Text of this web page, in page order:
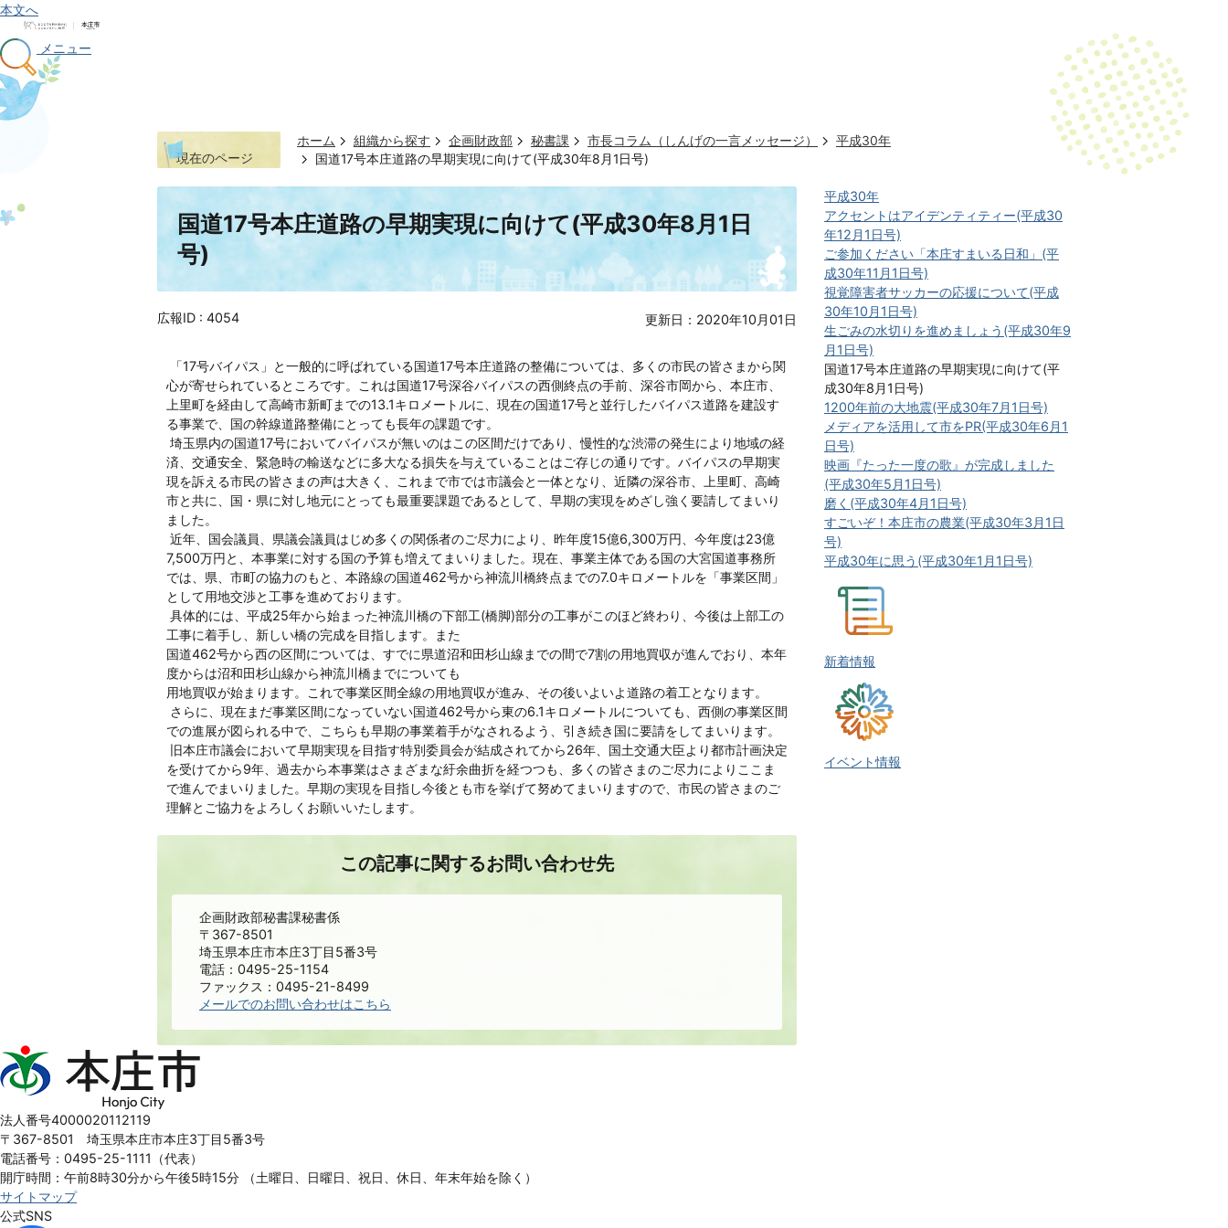
本文へ
メニュー
現在のページ
ホーム 組織から探す 企画財政部 秘書課 市長コラム（しんげの一言メッセージ）
平成30年
国道17号本庄道路の早期実現に向けて(平成30年8月1日号)
国道17号本庄道路の早期実現に向けて(平成30年8月1日
号)
更新日：2020年10月01日
広報ID : 4054
「17号バイパス」と一般的に呼ばれている国道17号本庄道路の整備については、多くの市民の皆さまから関
心が寄せられているところです。これは国道17号深谷バイパスの西側終点の手前、深谷市岡から、本庄市、
上里町を経由して高崎市新町までの13.1キロメートルに、現在の国道17号と並行したバイパス道路を建設す
る事業で、国の幹線道路整備にとっても長年の課題です。
埼玉県内の国道17号においてバイパスが無いのはこの区間だけであり、慢性的な渋滞の発生により地域の経
済、交通安全、緊急時の輸送などに多大なる損失を与えていることはご存じの通りです。バイパスの早期実
現を訴える市民の皆さまの声は大きく、これまで市では市議会と一体となり、近隣の深谷市、上里町、高崎
市と共に、国・県に対し地元にとっても最重要課題であるとして、早期の実現をめざし強く要請してまいり
ました。
近年、国会議員、県議会議員はじめ多くの関係者のご尽力により、昨年度15億6,300万円、今年度は23億
7,500万円と、本事業に対する国の予算も増えてまいりました。現在、事業主体である国の大宮国道事務所
では、県、市町の協力のもと、本路線の国道462号から神流川橋終点までの7.0キロメートルを「事業区間」
として用地交渉と工事を進めております。
具体的には、平成25年から始まった神流川橋の下部工(橋脚)部分の工事がこのほど終わり、今後は上部工の
工事に着手し、新しい橋の完成を目指します。また
国道462号から西の区間については、すでに県道沼和田杉山線までの間で7割の用地買収が進んでおり、本年
度からは沼和田杉山線から神流川橋までについても
用地買収が始まります。これで事業区間全線の用地買収が進み、その後いよいよ道路の着工となります。
さらに、現在まだ事業区間になっていない国道462号から東の6.1キロメートルについても、西側の事業区間
での進展が図られる中で、こちらも早期の事業着手がなされるよう、引き続き国に要請をしてまいります。
旧本庄市議会において早期実現を目指す特別委員会が結成されてから26年、国土交通大臣より都市計画決定
を受けてから9年、過去から本事業はさまざまな紆余曲折を経つつも、多くの皆さまのご尽力によりここま
で進んでまいりました。早期の実現を目指し今後とも市を挙げて努めてまいりますので、市民の皆さまのご
理解とご協力をよろしくお願いいたします。
この記事に関するお問い合わせ先
企画財政部秘書課秘書係
〒367-8501
埼玉県本庄市本庄3丁目5番3号
電話：0495-25-1154
ファックス：0495-21-8499
メールでのお問い合わせはこちら
平成30年
アクセントはアイデンティティー(平成30
年12月1日号)
ご参加ください「本庄すまいる日和」(平
成30年11月1日号)
視覚障害者サッカーの応援について(平成
30年10月1日号)
生ごみの水切りを進めましょう(平成30年9
月1日号)
国道17号本庄道路の早期実現に向けて(平
成30年8月1日号)
1200年前の大地震(平成30年7月1日号)
メディアを活用して市をPR(平成30年6月1
日号)
映画『たった一度の歌』が完成しました
(平成30年5月1日号)
磨く(平成30年4月1日号)
すごいぞ！本庄市の農業(平成30年3月1日
号)
平成30年に思う(平成30年1月1日号)
新着情報
イベント情報
本
庄
Honjo
City
法人番号4000020112119
〒367-8501 埼玉県本庄市本庄3丁目5番3号
電話番号：0495-25-1111（代表）
開庁時間：午前8時30分から午後5時15分
（土曜日、日曜日、祝日、休日、年末年始を除く）
サイトマップ
公式SNS